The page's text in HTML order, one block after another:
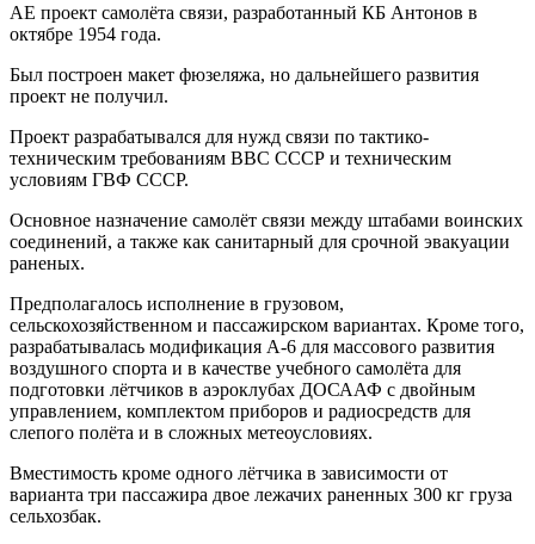
АЕ проект самолёта связи, разработанный КБ Антонов в
октябре 1954 года.
Был построен макет фюзеляжа, но дальнейшего развития
проект не получил.
Проект разрабатывался для нужд связи по тактико-
техническим требованиям ВВС СССР и техническим
условиям ГВФ СССР.
Основное назначение самолёт связи между штабами воинских
соединений, а также как санитарный для срочной эвакуации
раненых.
Предполагалось исполнение в грузовом,
сельскохозяйственном и пассажирском вариантах. Кроме того,
разрабатывалась модификация А-6 для массового развития
воздушного спорта и в качестве учебного самолёта для
подготовки лётчиков в аэроклубах ДОСААФ с двойным
управлением, комплектом приборов и радиосредств для
слепого полёта и в сложных метеоусловиях.
Вместимость кроме одного лётчика в зависимости от
варианта три пассажира двое лежачих раненных 300 кг груза
сельхозбак.